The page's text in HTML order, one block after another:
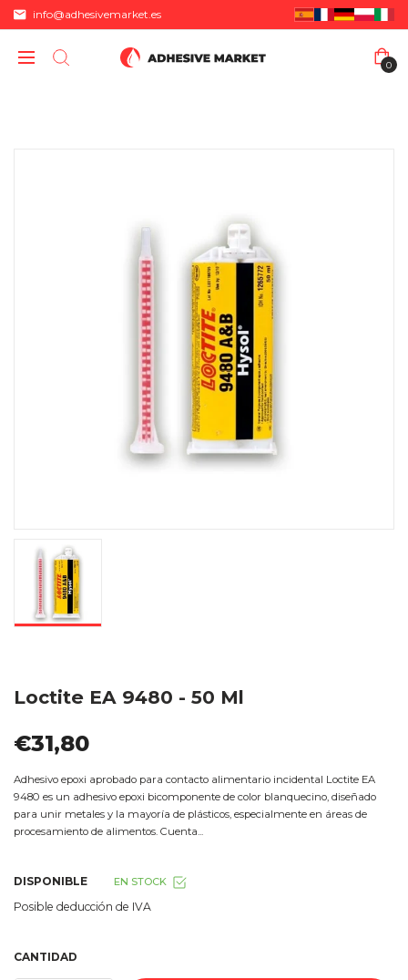
info@adhesivemarket.es
0
Loctite EA 9480 - 50 Ml
€31,80
Adhesivo epoxi aprobado para contacto alimentario incidental Loctite EA
9480 es un adhesivo epoxi bicomponente de color blanquecino, diseñado
para unir metales y la mayoría de plásticos, especialmente en áreas de
procesamiento de alimentos. Cuenta...
DISPONIBLE EN STOCK
Posible deducción de IVA
CANTIDAD